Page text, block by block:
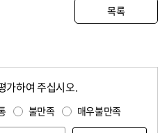
목록
가하여 주십시오.
불만족 매우불만족